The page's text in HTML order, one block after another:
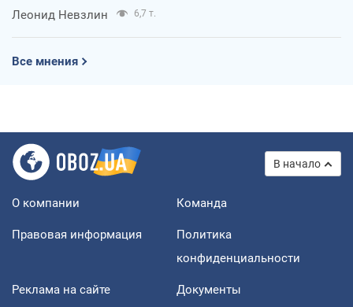
Леонид Невзлин 6,7 т.
Все мнения
В начало
О компании Команда
Правовая информация
Политика
конфиденциальности
Реклама на сайте Документы